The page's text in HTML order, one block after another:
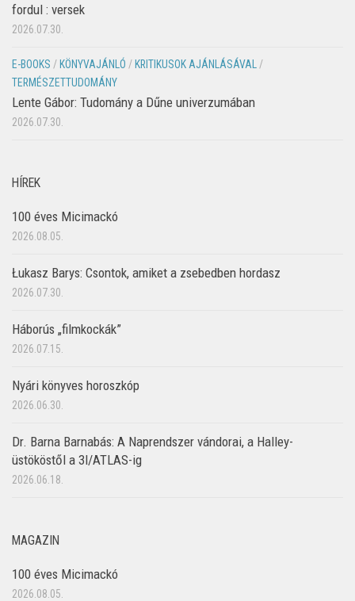
fordul : versek
2026.07.30.
E-BOOKS / KÖNYVAJÁNLÓ / KRITIKUSOK AJÁNLÁSÁVAL
/
TERMÉSZETTUDOMÁNY
Lente Gábor: Tudomány a Dűne univerzumában
2026.07.30.
HÍREK
100 éves Micimackó
2026.08.05.
Łukasz Barys: Csontok, amiket a zsebedben hordasz
2026.07.30.
Háborús „filmkockák”
2026.07.15.
Nyári könyves horoszkóp
2026.06.30.
Dr. Barna Barnabás: A Naprendszer vándorai, a Halley-
üstököstől a 3I/ATLAS-ig
2026.06.18.
MAGAZIN
100 éves Micimackó
2026.08.05.